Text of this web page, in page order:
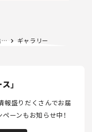
ギャラリー
」
報盛りだくさんでお届
ーンもお知らせ中！